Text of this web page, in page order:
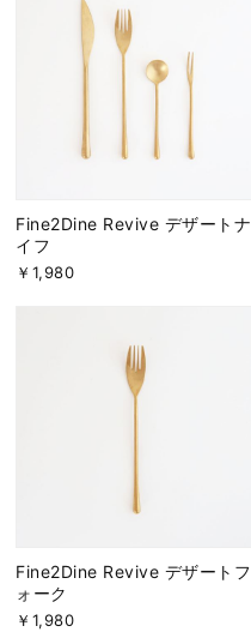
Fine2Dine Revive デザートナ
イフ
￥1,980
Fine2Dine Revive デザートフ
ォーク
￥1,980